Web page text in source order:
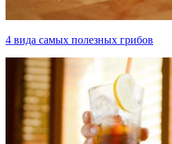
4 вида самых полезных грибов